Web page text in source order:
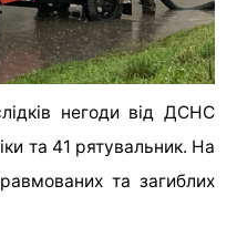
негоди від ДСНС
та 41 рятувальник. На
та загиблих